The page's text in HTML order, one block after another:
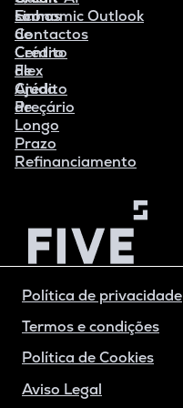
Linha
de
Crédito
Flex
Crédito
de
Longo
Prazo
Refinanciamento
somos
Contactos
Centro
de
Ajuda
Preçário
Economic Outlook
Política de privacidade
Termos e condições
Política de Cookies
Aviso Legal